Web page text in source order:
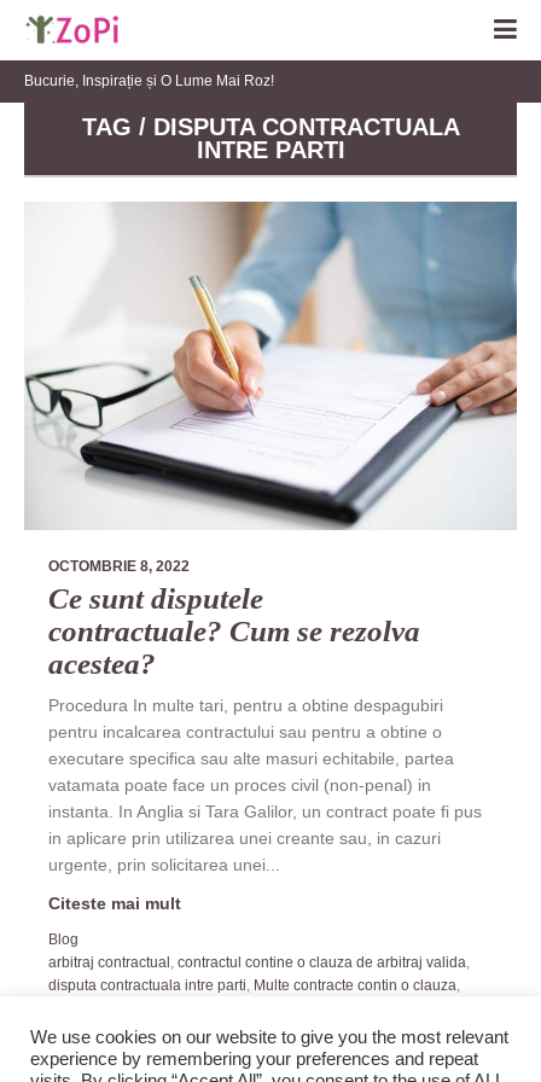
Bucurie, Inspirație și O Lume Mai Roz!
TAG / DISPUTA CONTRACTUALA
INTRE PARTI
OCTOMBRIE 8, 2022
Ce sunt disputele
contractuale? Cum se rezolva
acestea?
Procedura In multe tari, pentru a obtine despagubiri
pentru incalcarea contractului sau pentru a obtine o
executare specifica sau alte masuri echitabile, partea
vatamata poate face un proces civil (non-penal) in
instanta. In Anglia si Tara Galilor, un contract poate fi pus
in aplicare prin utilizarea unei creante sau, in cazuri
urgente, prin solicitarea unei...
Citeste mai mult
Blog
arbitraj contractual , contractul contine o clauza de arbitraj valida,
disputa contractuala intre parti, Multe contracte contin o clauza,
We use cookies on our website to give you the most relevant
experience by remembering your preferences and repeat